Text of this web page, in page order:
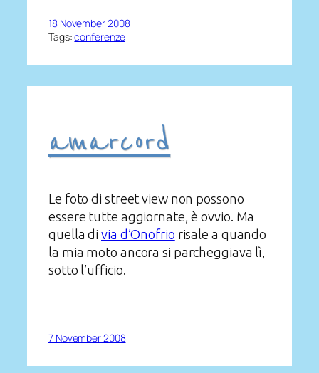
18 November 2008
Tags:conferenze
amarcord
Le foto di street view non possono
essere tutte aggiornate, è ovvio. Ma
quella divia d’Onofrio risale a quando
la mia moto ancora si parcheggiava lì,
sotto l’ufficio.
7 November 2008